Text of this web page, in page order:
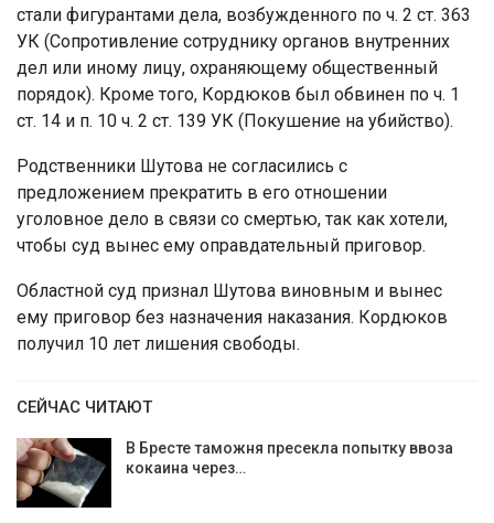
стали фигурантами дела, возбужденного по ч. 2 ст. 363
УК (Сопротивление сотруднику органов внутренних
дел или иному лицу, охраняющему общественный
порядок). Кроме того, Кордюков был обвинен по ч. 1
ст. 14 и п. 10 ч. 2 ст. 139 УК (Покушение на убийство).
Родственники Шутова не согласились с
предложением прекратить в его отношении
уголовное дело в связи со смертью, так как хотели,
чтобы суд вынес ему оправдательный приговор.
Областной суд признал Шутова виновным и вынес
ему приговор без назначения наказания. Кордюков
получил 10 лет лишения свободы.
СЕЙЧАС ЧИТАЮТ
В Бресте таможня пресекла попытку ввоза
кокаина через…